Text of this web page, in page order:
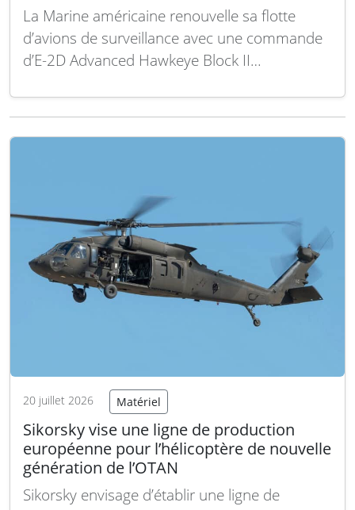
La Marine américaine renouvelle sa flotte
d’avions de surveillance avec une commande
d’E-2D Advanced Hawkeye Block II
poursuit la modernisation de son appareil de
version dite Block II.Lire la suite
20 juillet 2026 Matériel
Sikorsky vise une ligne de production
européenne pour l’hélicoptère de nouvelle
génération de l’OTAN
Sikorsky envisage d’établir une ligne de